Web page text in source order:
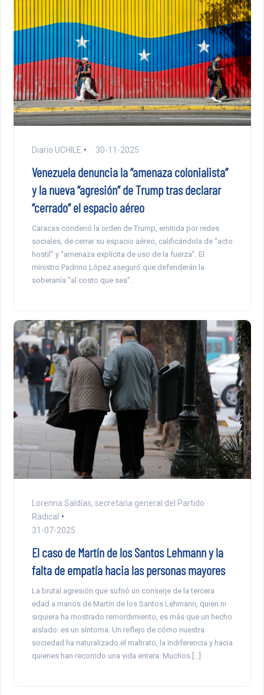
Diario UCHILE 30-11-2025
Venezuela denuncia la “amenaza colonialista”
y la nueva “agresión” de Trump tras declarar
“cerrado” el espacio aéreo
Caracas condenó la orden de Trump, emitida por redes
sociales, de cerrar su espacio aéreo, calificándola de “acto
hostil” y “amenaza explícita de uso de la fuerza”. El
ministro Padrino López aseguró que defenderán la
soberanía “al costo que sea”.
Lorenna Saldías, secretaria general del Partido
Radical
31-07-2025
El caso de Martín de los Santos Lehmann y la
falta de empatía hacia las personas mayores
La brutal agresión que sufrió un conserje de la tercera
edad a manos de Martín de los Santos Lehmann, quien ni
siquiera ha mostrado remordimiento, es más que un hecho
aislado: es un síntoma. Un reflejo de cómo nuestra
sociedad ha naturalizado el maltrato, la indiferencia y hacia
quienes han recorrido una vida entera. Muchos […]